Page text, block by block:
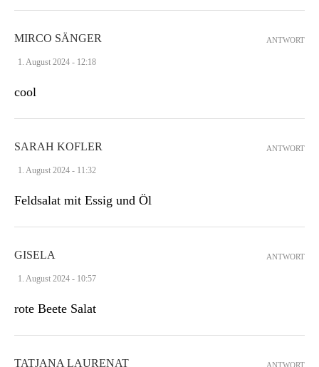
MIRCO SÄNGER
1. August 2024 - 12:18
cool
ANTWORT
SARAH KOFLER
1. August 2024 - 11:32
Feldsalat mit Essig und Öl
ANTWORT
GISELA
1. August 2024 - 10:57
rote Beete Salat
ANTWORT
TATJANA LAURENAT ANTWORT